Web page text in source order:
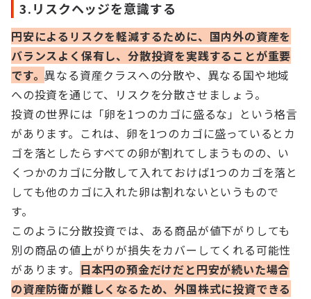
3.リスクヘッジを意識する
円安によるリスクを軽減するために、国内外の資産を
バランスよく保有し、分散投資を実践することが重要
です。異なる資産クラスへの分散や、異なる国や地域
への投資を通じて、リスクを分散させましょう。
投資の世界には「卵を1つのカゴに盛るな」という格言
があります。これは、卵を1つのカゴに盛っているとカ
ゴを落としたらすべての卵が割れてしまうものの、い
くつかのカゴに分散して入れておけば1つのカゴを落と
しても他のカゴに入れた卵は割れないというもので
す。
このように分散投資では、ある商品が値下がりしても
別の商品の値上がりが損失をカバーしてくれる可能性
があります。 日本円の預金だけだと円安が続いた場合
の資産防衛が難しくなるため、外国株式に投資できる